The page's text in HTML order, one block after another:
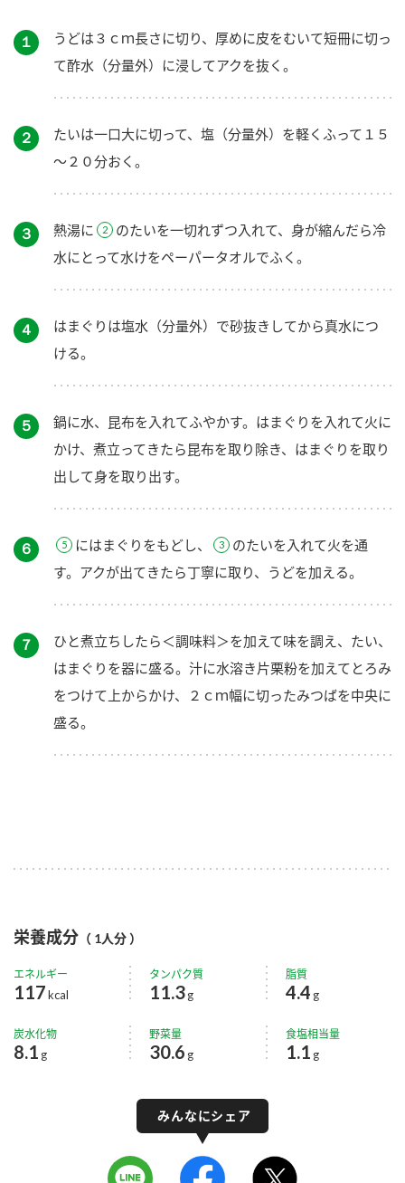
１
うどは３ｃｍ長さに切り、厚めに皮をむいて短冊に切っ
て酢水（分量外）に浸してアクを抜く。
２
たいは一口大に切って、塩（分量外）を軽くふって１５
～２０分おく。
３ 熱湯に
のたいを一切れずつ入れて、身が縮んだら冷
水にとって水けをペーパータオルでふく。
４
はまぐりは塩水（分量外）で砂抜きしてから真水につ
ける。
５
鍋に水、昆布を入れてふやかす。はまぐりを入れて火に
かけ、煮立ってきたら昆布を取り除き、はまぐりを取り
出して身を取り出す。
６ にはまぐりをもどし、
のたいを入れて火を通
す。アクが出てきたら丁寧に取り、うどを加える。
７
ひと煮立ちしたら＜調味料＞を加えて味を調え、たい、
はまぐりを器に盛る。汁に水溶き片栗粉を加えてとろみ
をつけて上からかけ、２ｃｍ幅に切ったみつばを中央に
盛る。
栄養成分 （ 1人分 ）
エネルギー
117kcal
タンパク質
11.3g
脂質
4.4 g
炭水化物
8.1 g
野菜量
30.6 g
食塩相当量
1.1 g